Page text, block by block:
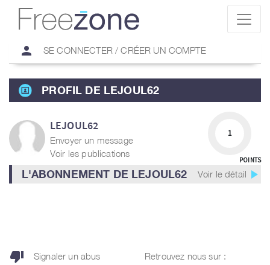
person SE CONNECTER / CRÉER UN COMPTE
PROFIL DE LEJOUL62
LEJOUL62
Envoyer un message
Voir les publications
1
POINTS
L'ABONNEMENT DE LEJOUL62 Voir le détail play_arrow
thumb_down Signaler un abus Retrouvez nous sur :